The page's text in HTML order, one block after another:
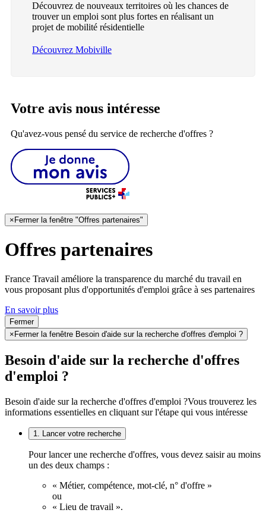
Découvrez de nouveaux territoires où les chances de
trouver un emploi sont plus fortes en réalisant un
projet de mobilité résidentielle
Découvrez Mobiville
Votre avis nous intéresse
Qu'avez-vous pensé du service de recherche d'offres ?
× Fermer la fenêtre "Offres partenaires"
Offres partenaires
France Travail améliore la transparence du marché du travail en
vous proposant plus d'opportunités d'emploi grâce à ses partenaires
En savoir plus
Fermer
× Fermer la fenêtre Besoin d'aide sur la recherche d'offres d'emploi ?
Besoin d'aide sur la recherche d'offres
d'emploi ?
Besoin d'aide sur la recherche d'offres d'emploi ?Vous trouverez les
informations essentielles en cliquant sur l'étape qui vous intéresse
1. Lancer votre recherche
Pour lancer une recherche d'offres, vous devez saisir au moins
un des deux champs :
« Métier, compétence, mot-clé, n° d'offre »
ou
« Lieu de travail ».